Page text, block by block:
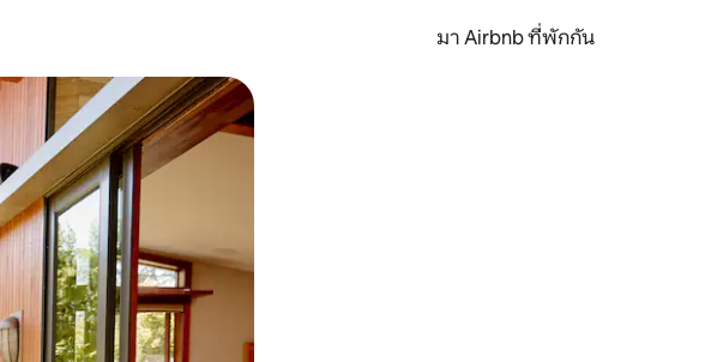
มา Airbnb ที่พักกัน